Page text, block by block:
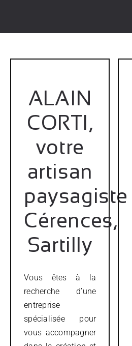
contenu
ALAIN
CORTI,
votre
artisan
paysagiste
Cérences,
Sartilly
Vous êtes à la
recherche d’une
entreprise
spécialisée pour
vous accompagner